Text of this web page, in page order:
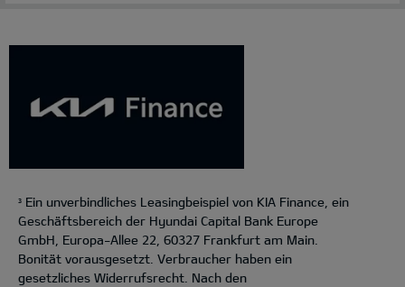
3
Ein unverbindliches Leasingbeispiel von KIA Finance, ein
Geschäftsbereich der Hyundai Capital Bank Europe
GmbH, Europa-Allee 22, 60327 Frankfurt am Main.
Bonität vorausgesetzt. Verbraucher haben ein
gesetzliches Widerrufsrecht. Nach den